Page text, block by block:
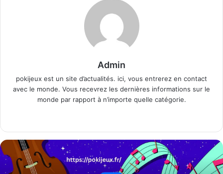
Admin
pokijeux est un site d’actualités. ici, vous entrerez en contact
avec le monde. Vous recevrez les dernières informations sur le
monde par rapport à n’importe quelle catégorie.